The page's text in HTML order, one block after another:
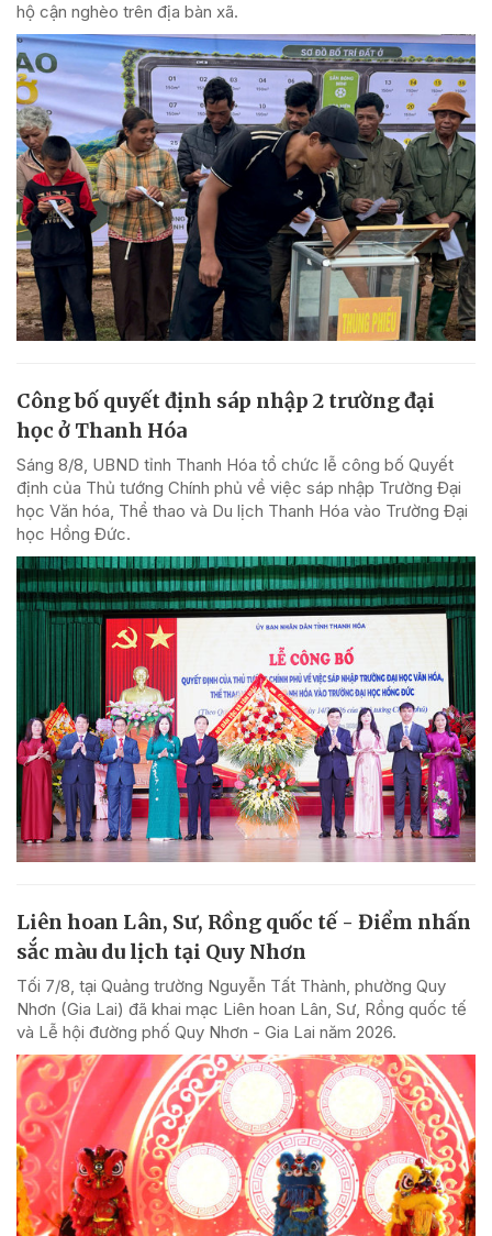
hộ cận nghèo trên địa bàn xã.
Công bố quyết định sáp nhập 2 trường đại
học ở Thanh Hóa
Sáng 8/8, UBND tỉnh Thanh Hóa tổ chức lễ công bố Quyết
định của Thủ tướng Chính phủ về việc sáp nhập Trường Đại
học Văn hóa, Thể thao và Du lịch Thanh Hóa vào Trường Đại
học Hồng Đức.
Liên hoan Lân, Sư, Rồng quốc tế - Điểm nhấn
sắc màu du lịch tại Quy Nhơn
Tối 7/8, tại Quảng trường Nguyễn Tất Thành, phường Quy
Nhơn (Gia Lai) đã khai mạc Liên hoan Lân, Sư, Rồng quốc tế
và Lễ hội đường phố Quy Nhơn - Gia Lai năm 2026.